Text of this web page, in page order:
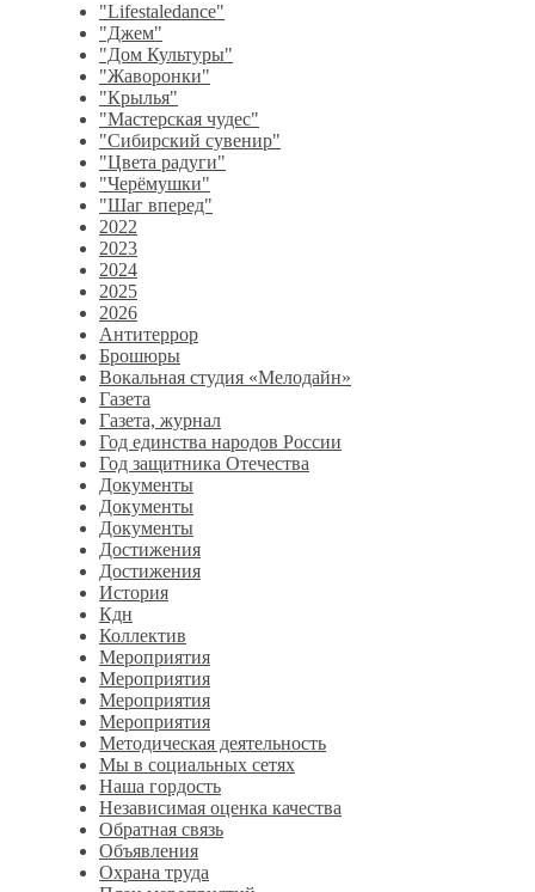
"Lifestaledance"
"Джем"
"Дом Культуры"
"Жаворонки"
"Крылья"
"Мастерская чудес"
"Сибирский сувенир"
"Цвета радуги"
"Черёмушки"
"Шаг вперед"
2022
2023
2024
2025
2026
Антитеррор
Брошюры
Вокальная студия «Мелодайн»
Газета
Газета, журнал
Год единства народов России
Год защитника Отечества
Документы
Документы
Документы
Достижения
Достижения
История
Кдн
Коллектив
Мероприятия
Мероприятия
Мероприятия
Мероприятия
Методическая деятельность
Мы в социальных сетях
Наша гордость
Независимая оценка качества
Обратная связь
Объявления
Охрана труда